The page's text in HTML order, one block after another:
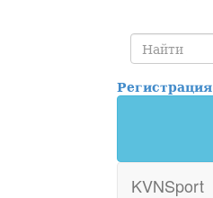
Регистрация
KVNSport